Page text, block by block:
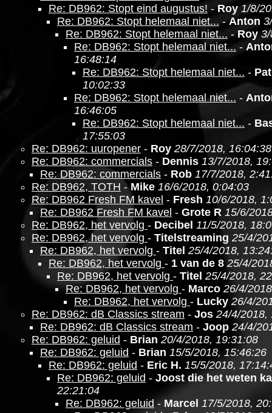
Re: DB962: Stopt eind augustus! - Roy 1/8/
Re: DB962: Stopt helemaal niet... - Anton
Re: DB962: Stopt helemaal niet... - Roy
Re: DB962: Stopt helemaal niet... -
16:48:14
Re: DB962: Stopt helemaal niet... -
10:02:33
Re: DB962: Stopt helemaal niet... -
16:46:05
Re: DB962: Stopt helemaal niet... -
17:55:03
Re: DB962: uuropener - Roy 28/7/2018, 16:04:38
Re: DB962: commercials - Dennis 13/7/2018,
Re: DB962: commercials - Rob 17/7/2018,
Re: DB962, TOTH -Mike 16/6/2018, 0:04:03
Re: DB962 Fresh FM kavel - Fresh 10/6/2018,
Re: DB962 Fresh FM kavel - Grote R 15/6/
Re: DB962, het vervolg - Decibel 11/5/2018,
Re: DB962, het vervolg - Titelstreaming 25/4/
Re: DB962, het vervolg - Titel 25/4/2018,
Re: DB962, het vervolg - 1 van de 8 25/4/
Re: DB962, het vervolg - Titel 25/4/2018,
Re: DB962, het vervolg - Marco 26/4/
Re: DB962, het vervolg - Lucky 26/4/
Re: DB962: dB Classics stream - Jos 24/4/2018,
Re: DB962: dB Classics stream - Joop 24/4/
Re: DB962: geluid - Brian 20/4/2018, 19:31:08
Re: DB962: geluid - Brian 15/5/2018, 15:46:26
Re: DB962: geluid - Eric H. 15/5/2018,
Re: DB962: geluid - Joost die het weten
22:21:04
Re: DB962: geluid - Marcel 17/5/2018,